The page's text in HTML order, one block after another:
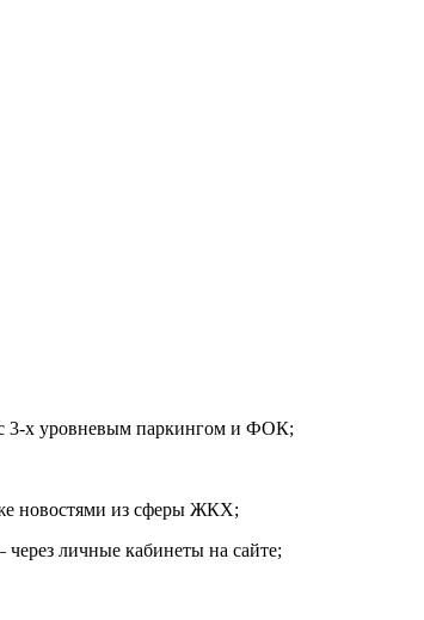
3-х уровневым паркингом и ФОК;
новостями из сферы ЖКХ;
личные кабинеты на сайте;